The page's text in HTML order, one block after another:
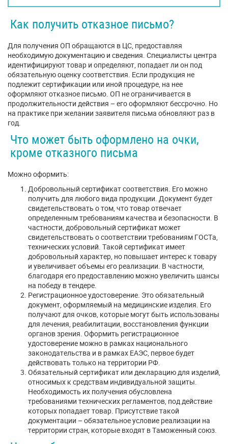
Как получить отказное письмо?
Для получения ОП обращаются в ЦС, предоставляя
необходимую документацию и сведения. Специалисты центра
идентифицируют товар и определяют, попадает ли он под
обязательную оценку соответствия. Если продукция не
подлежит сертификации или иной процедуре, на нее
оформляют отказное письмо. ОП не ограничивается в
продолжительности действия – его оформляют бессрочно. Но
на практике при желании заявителя письма обновляют раз в
год.
Что может быть оформлено на очки,
кроме отказного письма
Можно оформить:
Добровольный сертификат соответствия. Его можно
получить для любого вида продукции. Документ будет
свидетельствовать о том, что товар отвечает
определенным требованиям качества и безопасности. В
частности, добровольный сертификат может
свидетельствовать о соответствии требованиям ГОСТа,
технических условий. Такой сертификат имеет
добровольный характер, но повышает интерес к товару
и увеличивает объемы его реализации. В частности,
благодаря его предоставлению можно увеличить шансы
на победу в тендере.
Регистрационное удостоверение. Это обязательный
документ, оформляемый на медицинские изделия. Его
получают для очков, которые могут быть использованы
для лечения, реабилитации, восстановления функции
органов зрения. Оформить регистрационное
удостоверение можно в рамках национального
законодательства и в рамках ЕАЭС, первое будет
действовать только на территории РФ.
Обязательный сертификат или декларацию для изделий,
относимых к средствам индивидуальной защиты.
Необходимость их получения обусловлена
требованиями технических регламентов, под действие
которых попадает товар. Присутствие такой
документации – обязательное условие реализации на
территории стран, которые входят в Таможенный союз.